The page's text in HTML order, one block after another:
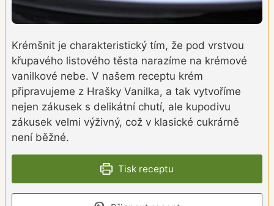
Krémšnit je charakteristický tím, že pod vrstvou
křupavého listového těsta narazíme na krémové
vanilkové nebe. V našem receptu krém
připravujeme z Hrašky Vanilka, a tak vytvoříme
nejen zákusek s delikátní chutí, ale kupodivu
zákusek velmi výživný, což v klasické cukrárně
není běžné.
Tisk receptu